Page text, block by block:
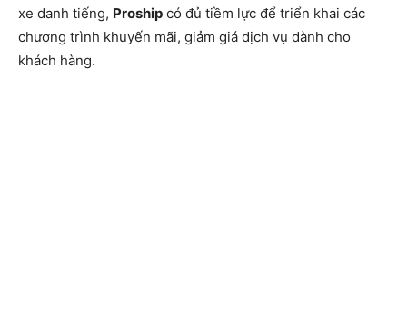
xe danh tiếng, Proship có đủ tiềm lực để triển khai các
chương trình khuyến mãi, giảm giá dịch vụ dành cho
khách hàng.